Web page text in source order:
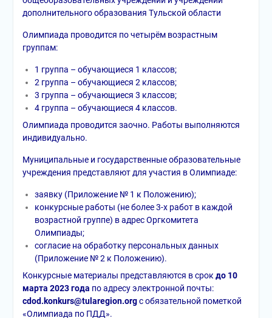
дополнительного образования Тульской области
Олимпиада проводится по четырём возрастным
группам:
1 группа – обучающиеся 1 классов;
2 группа – обучающиеся 2 классов;
3 группа – обучающиеся 3 классов;
4 группа – обучающиеся 4 классов.
Олимпиада проводится заочно. Работы выполняются
индивидуально.
Муниципальные и государственные образовательные
учреждения представляют для участия в Олимпиаде:
заявку (Приложение № 1 к Положению);
конкурсные работы (не более 3-х работ в каждой
возрастной группе) в адрес Оргкомитета
Олимпиады;
согласие на обработку персональных данных
(Приложение № 2 к Положению).
Конкурсные материалы представляются в срок до 10
марта 2023 года по адресу электронной почты:
cdod.konkurs@tularegion.orgс обязательной пометкой
«Олимпиада по ПДД».